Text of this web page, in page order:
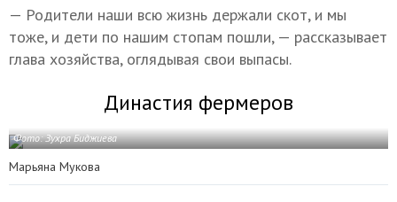
— Родители наши всю жизнь держали скот, и мы
тоже, и дети по нашим стопам пошли, — рассказывает
глава хозяйства, оглядывая свои выпасы.
Династия фермеров
Фото: Зухра Биджиева
Марьяна Мукова